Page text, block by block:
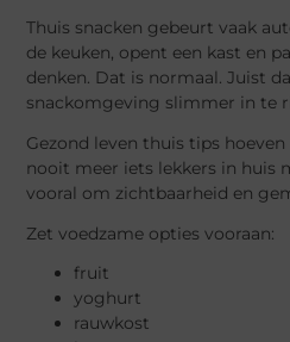
Thuis snacken gebeurt vaak
de keuken, opent een kast en
denken. Dat is normaal. Juist
snackomgeving slimmer in te
Gezond leven thuis tips
nooit meer iets lekkers in huis
vooral om zichtbaarheid en
Zet voedzame opties vooraan:
fruit
yoghurt
rauwkost